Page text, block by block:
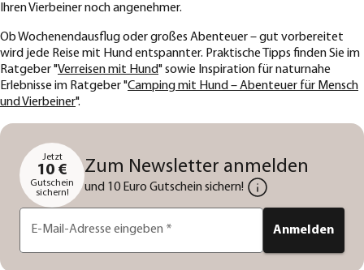
Ihren Vierbeiner noch angenehmer.
Ob Wochenendausflug oder großes Abenteuer – gut vorbereitet
wird jede Reise mit Hund entspannter. Praktische Tipps finden Sie im
Ratgeber "Verreisen mit Hund" sowie Inspiration für naturnahe
Erlebnisse im Ratgeber "Camping mit Hund – Abenteuer für Mensch
und Vierbeiner".
Jetzt
10 €
Gutschein
sichern!
Zum Newsletter anmelden
und 10 Euro Gutschein sichern!
E-Mail-Adresse eingeben * Anmelden